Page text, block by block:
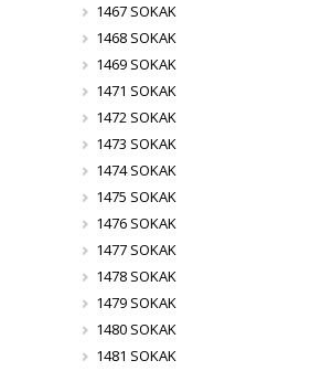
1467 SOKAK
1468 SOKAK
1469 SOKAK
1471 SOKAK
1472 SOKAK
1473 SOKAK
1474 SOKAK
1475 SOKAK
1476 SOKAK
1477 SOKAK
1478 SOKAK
1479 SOKAK
1480 SOKAK
1481 SOKAK